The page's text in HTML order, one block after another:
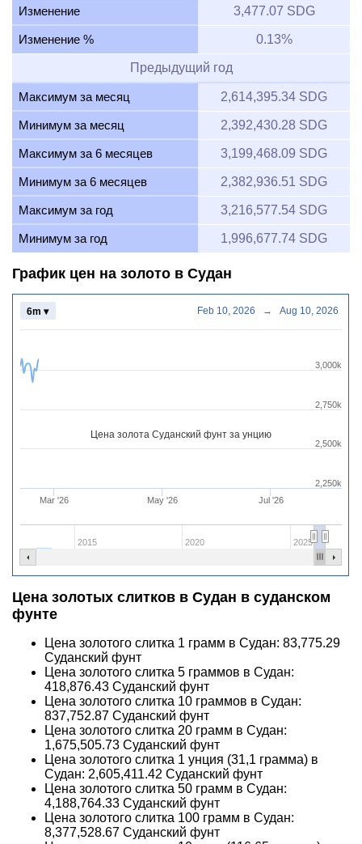
Изменение 3,477.07 SDG
Изменение % 0.13%
Предыдущий год
Максимум за месяц 2,614,395.34 SDG
Минимум за месяц 2,392,430.28 SDG
Максимум за 6 месяцев 3,199,468.09 SDG
Минимум за 6 месяцев 2,382,936.51 SDG
Максимум за год 3,216,577.54 SDG
Минимум за год 1,996,677.74 SDG
График цен на золото в Судан
Цена золота Суданский фунт за унцию
Mar '26 May '26 Jul '26
2015 2020 2025
3,000k
2,250k
2,500k
2,750k
6m ▾ Feb 10, 2026 → Aug 10, 2026
Цена золотых слитков в Судан в суданском
фунте
Цена золотого слитка 1 грамм в Судан: 83,775.29
Суданский фунт
Цена золотого слитка 5 граммов в Судан:
418,876.43 Суданский фунт
Цена золотого слитка 10 граммов в Судан:
837,752.87 Суданский фунт
Цена золотого слитка 20 грамм в Судан:
1,675,505.73 Суданский фунт
Цена золотого слитка 1 унция (31,1 грамма) в
Судан: 2,605,411.42 Суданский фунт
Цена золотого слитка 50 грамм в Судан:
4,188,764.33 Суданский фунт
Цена золотого слитка 100 грамм в Судан:
8,377,528.67 Суданский фунт